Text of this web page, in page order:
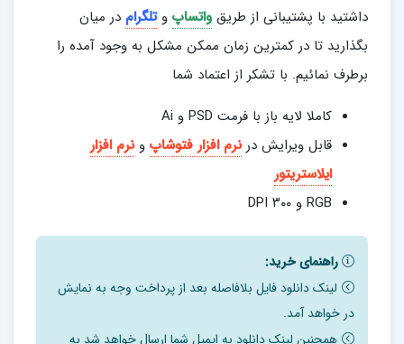
داشتید با پشتیبانی از طریق واتساپ وتلگرام در میان
بگذارید تا در کمترین زمان ممکن مشکل به وجود آمده را
برطرف نمائیم. با تشکر از اعتماد شما
کاملا لایه باز با فرمت PSD و Ai
قابل ویرایش درنرم افزار فتوشاپ ونرم افزار
ایلاستریتور
RGB و ۳۰۰ DPI
راهنمای خرید:
لینک دانلود فایل بلافاصله بعد از پرداخت وجه به نمایش
در خواهد آمد.
همچنین لینک دانلود به ایمیل شما ارسال خواهد شد به